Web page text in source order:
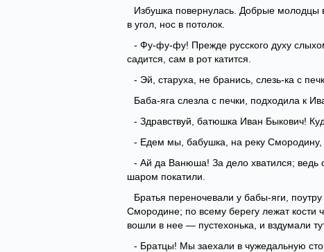
Избушка повернулась. Добрые молодцы
в угол, нос в потолок.
- Фу-фу-фу! Прежде русского духу
садится, сам в рот катится.
- Эй, старуха, не бранись, слезь-ка с
Баба-яга слезла с печки, подходила к
- Здравствуй, батюшка Иван Быкович!
- Едем мы, бабушка, на реку
- Ай да Ванюша! За дело хватился; ведь
шаром покатили.
Братья переночевали у бабы-яги,
Смородине; по всему берегу лежат кости
вошли в нее — пустехонька, и вздумали
- Братцы! Мы заехали в чужедальную